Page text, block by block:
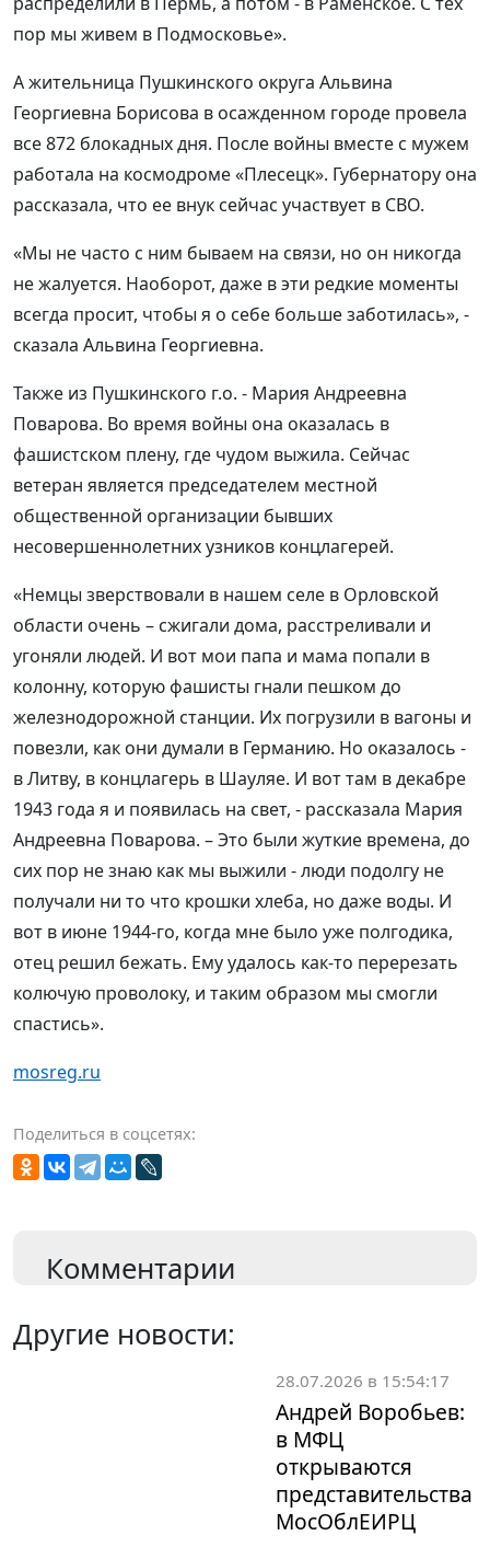
пор мы живем в Подмосковье».
А жительница Пушкинского округа Альвина
Георгиевна Борисова в осажденном городе провела
все 872 блокадных дня. После войны вместе с мужем
работала на космодроме «Плесецк». Губернатору она
рассказала, что ее внук сейчас участвует в СВО.
«Мы не часто с ним бываем на связи, но он никогда
не жалуется. Наоборот, даже в эти редкие моменты
всегда просит, чтобы я о себе больше заботилась», -
сказала Альвина Георгиевна.
Также из Пушкинского г.о. - Мария Андреевна
Поварова. Во время войны она оказалась в
фашистском плену, где чудом выжила. Сейчас
ветеран является председателем местной
общественной организации бывших
несовершеннолетних узников концлагерей.
«Немцы зверствовали в нашем селе в Орловской
области очень – сжигали дома, расстреливали и
угоняли людей. И вот мои папа и мама попали в
колонну, которую фашисты гнали пешком до
железнодорожной станции. Их погрузили в вагоны и
повезли, как они думали в Германию. Но оказалось -
в Литву, в концлагерь в Шауляе. И вот там в декабре
1943 года я и появилась на свет, - рассказала Мария
Андреевна Поварова. – Это были жуткие времена, до
сих пор не знаю как мы выжили - люди подолгу не
получали ни то что крошки хлеба, но даже воды. И
вот в июне 1944-го, когда мне было уже полгодика,
отец решил бежать. Ему удалось как-то перерезать
колючую проволоку, и таким образом мы смогли
спастись».
mosreg.ru
Поделиться в соцсетях:
Комментарии
Другие новости:
28.07.2026 в 15:54:17
Андрей Воробьев:
в МФЦ
открываются
представительства
МосОблЕИРЦ